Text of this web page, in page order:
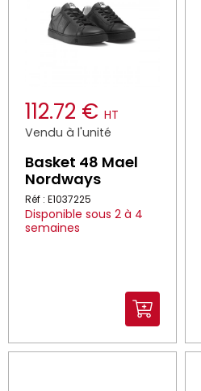
112.72 € HT
Vendu à l'unité
Basket 48 Mael
Nordways
Réf : E1037225
Disponible sous 2 à 4
semaines